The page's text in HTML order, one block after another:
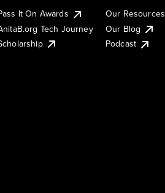
It On Awards
Tech Journey
Our Resources
Our Blog
Podcast